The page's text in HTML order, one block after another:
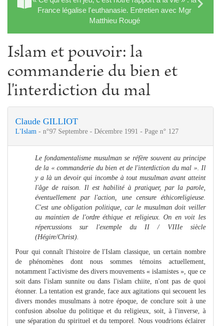
France légalise l'euthanasie. Entretien avec Mgr
Matthieu Rougé
Islam et pouvoir: la
commanderie du bien et
l'interdiction du mal
Claude GILLIOT
L'Islam - n°97 Septembre - Décembre 1991 - Page n° 127
Le fondamentalisme musulman se réfère souvent au principe
de la « commanderie du bien et de l'interdiction du mal ». Il
y a là un devoir qui incombe à tout musulman avant atteint
l'âge de raison. Il est habilité à pratiquer, par la parole,
éventuellement par l'action, une censure éthicoreligieuse.
C'est une obligation politique, car le musulman doit veiller
au maintien de l'ordre éthique et religieux. On en voit les
répercussions sur l'exemple du II / VIIIe siècle
(Hégire/Christ).
Pour qui connaît l'histoire de l'Islam classique, un certain nombre
de phénomènes dont nous sommes témoins actuellement,
notamment l'activisme des divers mouvements « islamistes », que ce
soit dans l'islam sunnite ou dans l'islam chiite, n'ont pas de quoi
étonner. La tentation est grande, face aux agitations qui secouent les
divers mondes musulmans à notre époque, de conclure soit à une
confusion absolue du politique et du religieux, soit, à l'inverse, à
une séparation du spirituel et du temporel. Nous voudrions éclairer